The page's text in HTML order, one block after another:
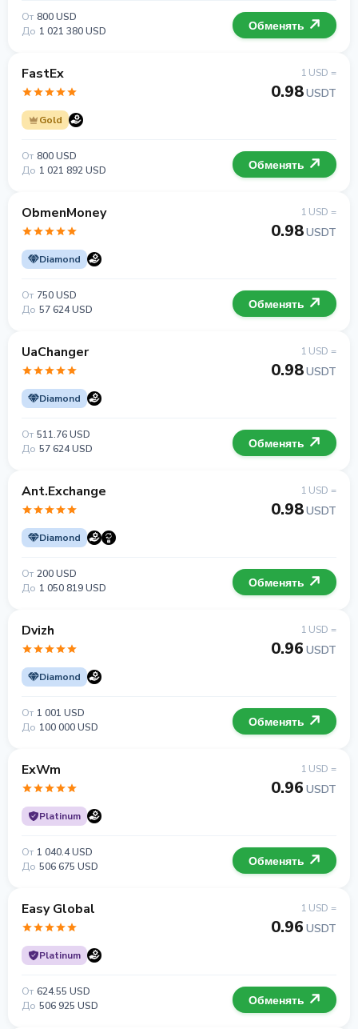
От 800 USD
До 1 021 380 USD Обменять
FastEx
Gold
1 USD =
0.98USDT
От 800 USD
До 1 021 892 USD Обменять
ObmenMoney
Diamond
1 USD =
0.98USDT
От 750 USD
До 57 624 USD Обменять
UaChanger
Diamond
1 USD =
0.98USDT
От 511.76 USD
До 57 624 USD Обменять
Ant.Exchange
Diamond
1 USD =
0.98USDT
От 200 USD
До 1 050 819 USD Обменять
Dvizh
Diamond
1 USD =
0.96 USDT
От 1 001 USD
До 100 000 USD Обменять
ExWm
Platinum
1 USD =
0.96 USDT
От 1 040.4 USD
До 506 675 USD Обменять
Easy Global
Platinum
1 USD =
0.96 USDT
От 624.55 USD
До 506 925 USD Обменять